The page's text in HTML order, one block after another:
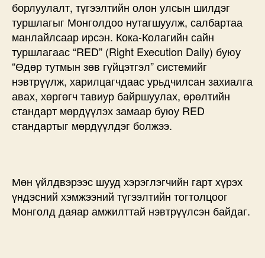
борлуулалт, түгээлтийн олон улсын шилдэг
туршлагыг Монголдоо нутагшуулж, салбартаа
манлайлсаар ирсэн. Кока-Колагийн сайн
туршлагаас “RED” (Right Execution Daily) буюу
“Өдөр тутмын зөв гүйцэтгэл” системийг
нэвтрүүлж, харилцагчдаас урьдчилсан захиалга
авах, хөргөгч тавиур байршуулах, өрөлтийн
стандарт мөрдүүлэх замаар буюу RED
стандартыг мөрдүүлдэг болжээ.
Мөн үйлдвэрээс шууд хэрэглэгчийн гарт хүрэх
үндэсний хэмжээний түгээлтийн тогтолцоог
Монголд даяар амжилттай нэвтрүүлсэн байдаг.